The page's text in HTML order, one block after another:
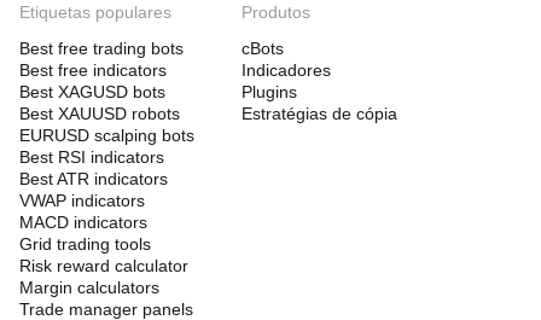
Etiquetas populares
Best free trading bots
Best free indicators
Best XAGUSD bots
Best XAUUSD robots
EURUSD scalping bots
Best RSI indicators
Best ATR indicators
VWAP indicators
MACD indicators
Grid trading tools
Risk reward calculator
Margin calculators
Trade manager panels
Produtos
cBots
Indicadores
Plugins
Estratégias de cópia